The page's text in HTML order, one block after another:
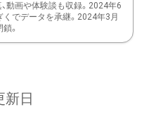
動画や体験談も収録。2024年6
くでデータを承継。2024年3月
。
新日